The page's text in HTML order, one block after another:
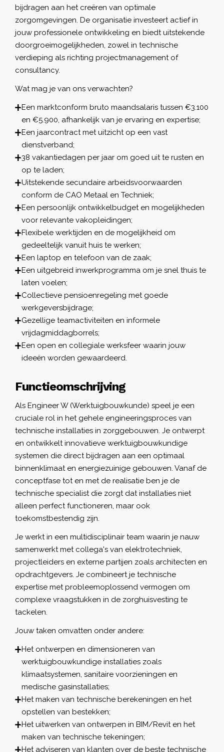
bijdragen aan het creëren van optimale
zorgomgevingen. De organisatie investeert actief in
jouw professionele ontwikkeling en biedt uitstekende
doorgroeimogelijkheden, zowel in technische
verdieping als richting projectmanagement of
consultancy.
Wat mag je van ons verwachten?
Een marktconform bruto maandsalaris tussen €3.100
en €5.900, afhankelijk van je ervaring en expertise;
Een jaarcontract met uitzicht op een vast
dienstverband;
38 vakantiedagen per jaar om goed uit te rusten en
op te laden;
Uitstekende secundaire arbeidsvoorwaarden
conform de CAO Metaal en Techniek;
Een persoonlijk ontwikkelbudget en mogelijkheden
voor relevante vakopleidingen;
Flexibele werktijden en de mogelijkheid om
gedeeltelijk vanuit huis te werken;
Een laptop en telefoon van de zaak;
Een uitgebreid inwerkprogramma om je snel thuis te
laten voelen;
Collectieve pensioenregeling met goede
werkgeversbijdrage;
Gezellige teamactiviteiten en informele
vrijdagmiddagborrels;
Een open en collegiale werksfeer waarin jouw
ideeën worden gewaardeerd.
Functieomschrijving
Als Engineer W (Werktuigbouwkunde) speel je een
cruciale rol in het gehele engineeringsproces van
technische installaties in zorggebouwen. Je ontwerpt
en ontwikkelt innovatieve werktuigbouwkundige
systemen die direct bijdragen aan een optimaal
binnenklimaat en energiezuinige gebouwen. Vanaf de
conceptfase tot en met de realisatie ben je de
technische specialist die zorgt dat installaties niet
alleen perfect functioneren, maar ook
toekomstbestendig zijn.
Je werkt in een multidisciplinair team waarin je nauw
samenwerkt met collega's van elektrotechniek,
projectleiders en externe partijen zoals architecten en
opdrachtgevers. Je combineert je technische
expertise met probleemoplossend vermogen om
complexe vraagstukken in de zorghuisvesting te
tackelen.
Jouw taken omvatten onder andere:
Het ontwerpen en dimensioneren van
werktuigbouwkundige installaties zoals
klimaatsystemen, sanitaire voorzieningen en
medische gasinstallaties;
Het maken van technische berekeningen en het
opstellen van bestekken;
Het uitwerken van ontwerpen in BIM/Revit en het
maken van technische tekeningen;
Het adviseren van klanten over de beste technische